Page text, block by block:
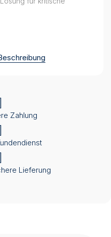
Zahlung
Lieferung